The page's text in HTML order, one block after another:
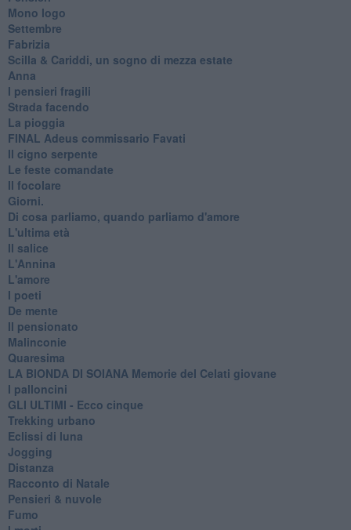
Mono logo
Settembre
Fabrizia
​Scilla & Cariddi, un sogno di mezza estate
Anna
I pensieri fragili
Strada facendo
La pioggia
FINAL Adeus commissario Favati
Il cigno serpente
Le feste comandate
Il focolare
Giorni.
Di cosa parliamo, quando parliamo d'amore
L'ultima età
Il salice
L'Annina
L'amore
I poeti
De mente
Il pensionato
Malinconie
Quaresima
LA BIONDA DI SOIANA Memorie del Celati giovane
I palloncini
GLI ULTIMI - Ecco cinque
Trekking urbano
Eclissi di luna
Jogging
Distanza
Racconto di Natale
Pensieri & nuvole
Fumo